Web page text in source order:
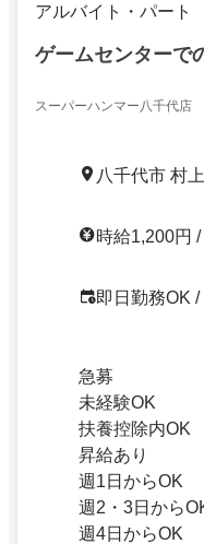
アルバイト・パート
ゲームセンターで
スーパーハンマー八千代店
八千代市 村上
時給1,200円
即日勤務OK /
急募
未経験OK
扶養控除内OK
昇給あり
週1日からOK
週2・3日から
週4日からOK